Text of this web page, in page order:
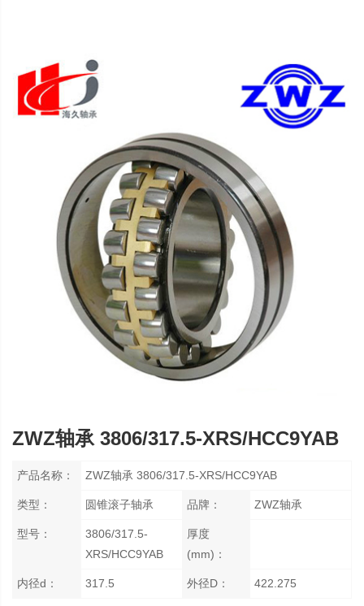
ZWZ轴承 3806/317.5-XRS/HCC9YAB
产品名称： ZWZ轴承 3806/317.5-XRS/HCC9YAB
类型： 圆锥滚子轴承 品牌： ZWZ轴承
型号：
3806/317.5-
XRS/HCC9YAB
厚度
(mm)：
内径d： 317.5 外径D： 422.275